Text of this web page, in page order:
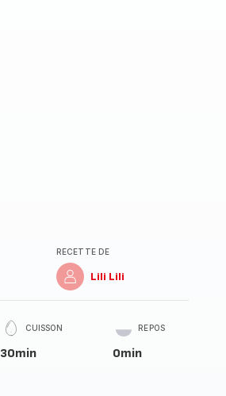
RECETTE DE
Lili Lili
CUISSON
30min
REPOS
0min